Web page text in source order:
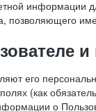
информации
позволяющего
его
(как
о